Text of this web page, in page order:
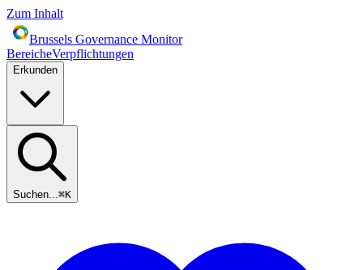
Zum Inhalt
Brussels Governance Monitor
BereicheVerpflichtungen
Erkunden
Suchen...⌘K